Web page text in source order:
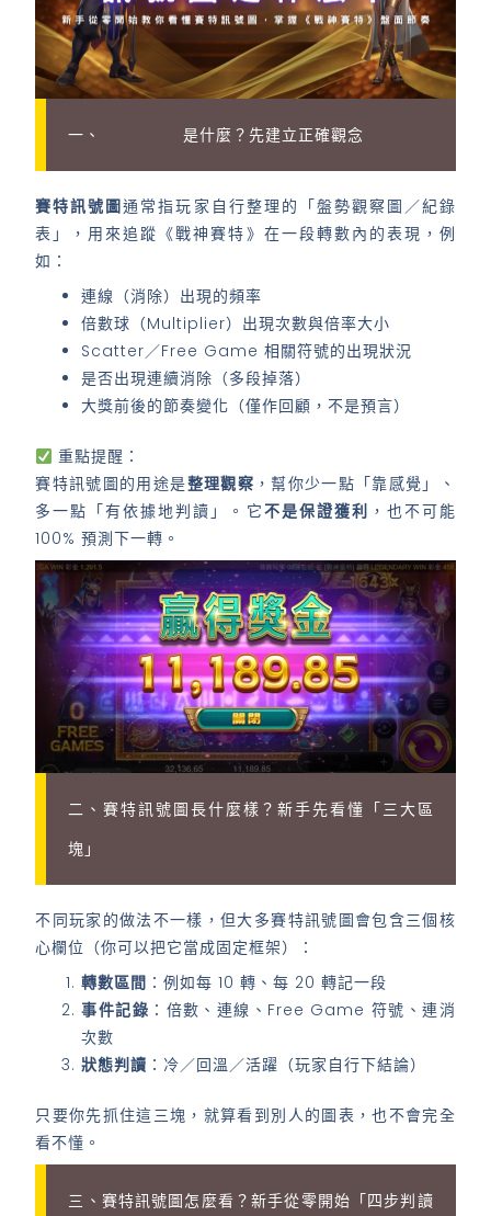
一、 賽特訊號圖是什麼？先建立正確觀念
賽特訊號圖通常指玩家自行整理的「盤勢觀察圖／紀錄
表」，用來追蹤《戰神賽特》在一段轉數內的表現，例
如：
連線（消除）出現的頻率
倍數球（Multiplier）出現次數與倍率大小
Scatter／Free Game 相關符號的出現狀況
是否出現連續消除（多段掉落）
大獎前後的節奏變化（僅作回顧，不是預言）
重點提醒：
賽特訊號圖的用途是整理觀察 ，幫你少一點「靠感覺」、
多一點「有依據地判讀」。它不是保證獲利 ，也不可能
100% 預測下一轉。
二、賽特訊號圖長什麼樣？新手先看懂「三大區
塊」
不同玩家的做法不一樣，但大多賽特訊號圖會包含三個核
心欄位（你可以把它當成固定框架）：
轉數區間 ：例如每 10 轉、每 20 轉記一段
事件記錄 ：倍數、連線、Free Game 符號、連消
次數
狀態判讀 ：冷／回溫／活躍（玩家自行下結論）
只要你先抓住這三塊，就算看到別人的圖表，也不會完全
看不懂。
三、賽特訊號圖怎麼看？新手從零開始「四步判讀